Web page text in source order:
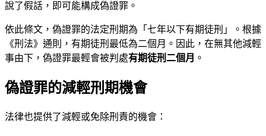
說了假話，即可能構成偽證罪。
依此條文，偽證罪的法定刑期為「七年以下有期徒刑」。根據
《刑法》通則，有期徒刑最低為二個月。因此，在無其他減輕
事由下，偽證罪最輕會被判處有期徒刑二個月 。
偽證罪的減輕刑期機會
法律也提供了減輕或免除刑責的機會：